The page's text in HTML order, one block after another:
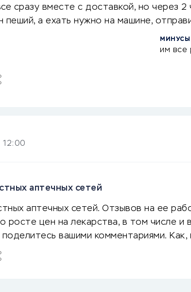
сразу вместе с доставкой, но через 2
пеший, а ехать нужно на машине,
МИНУСЫ
им все
12:00
аптечных сетей
аптечных сетей. Отзывов на ее
росте цен на лекарства, в том числе и
поделитесь вашими комментариями.